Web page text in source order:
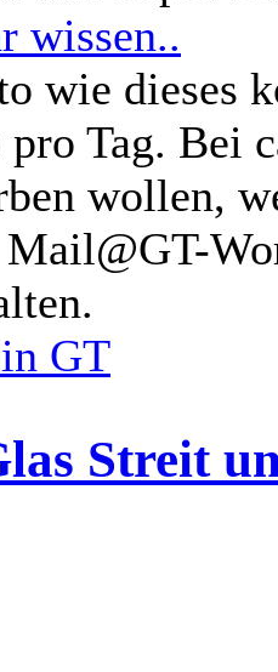
wissen..
wie dieses
Tag. Bei
wollen,
Mail@GT-
GT
Streit